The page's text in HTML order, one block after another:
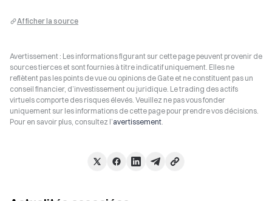
Afficher la source
Avertissement : Les informations figurant sur cette page peuvent provenir de
sources tierces et sont fournies à titre indicatif uniquement. Elles ne
reflètent pas les points de vue ou opinions de Gate et ne constituent pas un
conseil financier, d’investissement ou juridique. Le trading des actifs
virtuels comporte des risques élevés. Veuillez ne pas vous fonder
uniquement sur les informations de cette page pour prendre vos décisions.
Pour en savoir plus, consultez l’avertissement.